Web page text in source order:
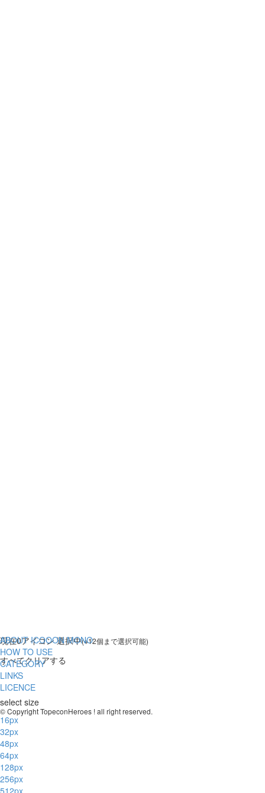
現在0アイコン 選択中(※12個まで選択可能)
すべてクリアする
select size
16px
32px
48px
64px
128px
256px
512px
ABOUT ICOOON MONO
HOW TO USE
CATEGORY
LINKS
LICENCE
© Copyright TopeconHeroes ! all right reserved.